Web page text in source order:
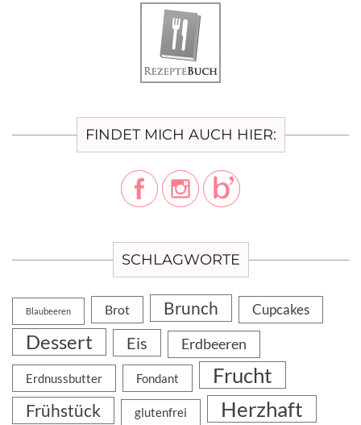
FINDET MICH AUCH HIER:
SCHLAGWORTE
Blaubeeren Brot Brunch Cupcakes
Dessert Eis Erdbeeren
Erdnussbutter Fondant Frucht
Frühstück glutenfrei Herzhaft